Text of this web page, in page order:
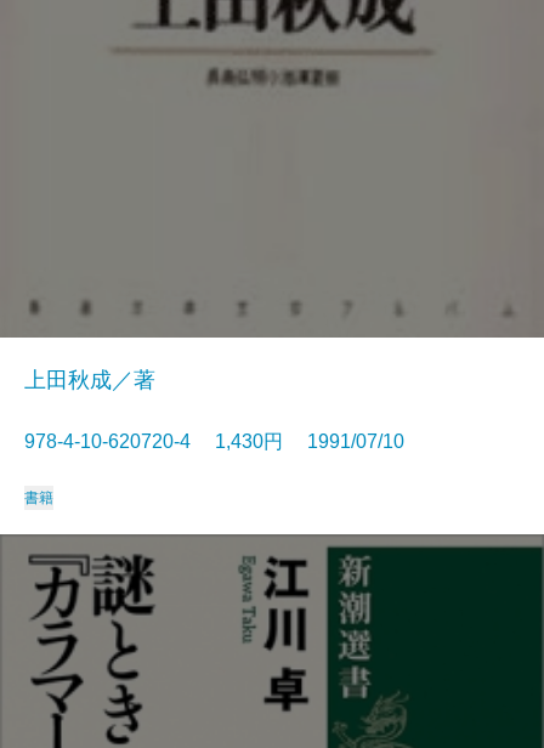
上田秋成／著
978-4-10-620720-4 1,430円 1991/07/10
書籍